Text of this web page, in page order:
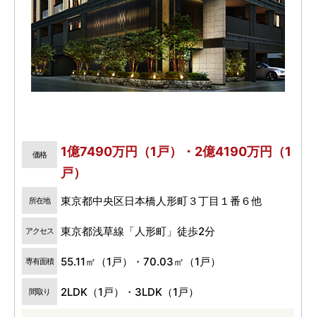
価格
1億7490万円（1戸）・2億4190万円（1
戸）
所在地 東京都中央区日本橋人形町３丁目１番６他
アクセス 東京都浅草線「人形町」徒歩2分
専有面積 55.11㎡（1戸）・70.03㎡（1戸）
間取り 2LDK（1戸）・3LDK（1戸）